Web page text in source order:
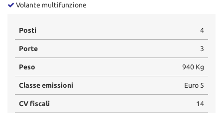
Volante multifunzione
Posti 4
Porte 3
Peso 940 Kg
Classe emissioni Euro 5
CV fiscali 14